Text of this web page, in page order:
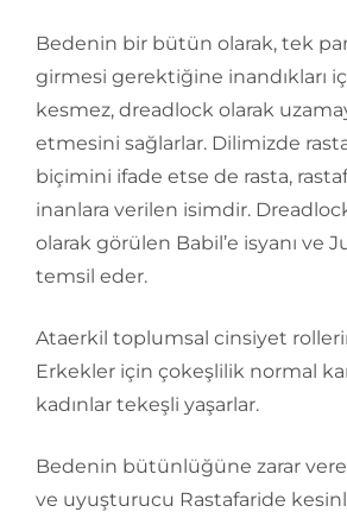
Bedenin bir bütün olarak, tek
girmesi gerektiğine inandıkları
kesmez, dreadlock olarak
etmesini sağlarlar. Dilimizde
biçimini ifade etse de rasta,
inanlara verilen isimdir.
olarak görülen Babil’e isyanı ve
temsil eder.
Ataerkil toplumsal cinsiyet
Erkekler için çokeşlilik normal
kadınlar tekeşli yaşarlar.
Bedenin bütünlüğüne zarar
ve uyuşturucu Rastafaride